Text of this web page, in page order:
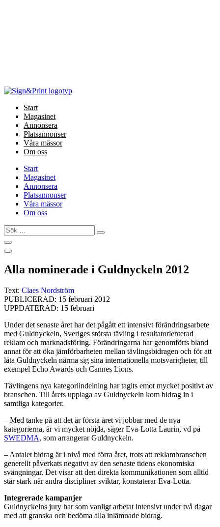
Start
Magasinet
Annonsera
Platsannonser
Våra mässor
Om oss
Start
Magasinet
Annonsera
Platsannonser
Våra mässor
Om oss
Sök
…
Alla nominerade i Guldnyckeln 2012
Text: Claes Nordström
PUBLICERAD: 15 februari 2012
UPPDATERAD: 15 februari
Under det senaste året har det pågått ett intensivt förändringsarbete
med Guldnyckeln, Sveriges största tävling i resultatorienterad
reklam och marknadsföring. Förändringarna har genomförts bland
annat för att öka jämförbarheten mellan tävlingsbidragen och för att
låta Guldnyckeln närma sig sina internationella motsvarigheter, till
exempel Echo Awards och Cannes Lions.
Tävlingens nya kategoriindelning har tagits emot mycket positivt av
branschen. Till årets upplaga av Guldnyckeln kom bidrag in i
samtliga kategorier.
– Med tanke på att det är första året vi jobbar med de nya
kategorierna, är vi mycket nöjda, säger Eva-Lotta Laurin, vd på
SWEDMA, som arrangerar Guldnyckeln.
– Antalet bidrag är i nivå med förra året, trots att reklambranschen
generellt påverkats negativt av den senaste tidens ekonomiska
svängningar. Det visar att den direkta kommunikationen som alltid
står stark när andra discipliner sviktar, konstaterar Eva-Lotta.
Integrerade kampanjer
Guldnyckelns jury har som vanligt arbetat intensivt under två dagar
med att granska och bedöma alla inlämnade bidrag.